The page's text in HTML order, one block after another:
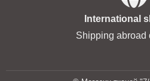
International
Shipping abroad